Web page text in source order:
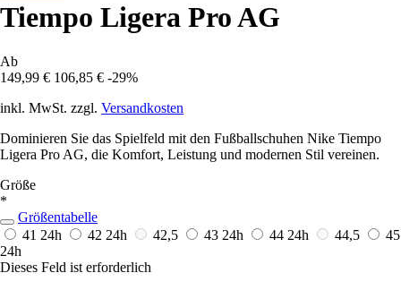
Tiempo Ligera Pro AG
Ab
149,99 € 106,85 € -29%
inkl. MwSt. zzgl. Versandkosten
Dominieren Sie das Spielfeld mit den Fußballschuhen Nike Tiempo
Ligera Pro AG, die Komfort, Leistung und modernen Stil vereinen.
Größe
*
Größentabelle
41 24h 42 24h 42,5 43 24h 44 24h 44,5
45
24h
Dieses Feld ist erforderlich